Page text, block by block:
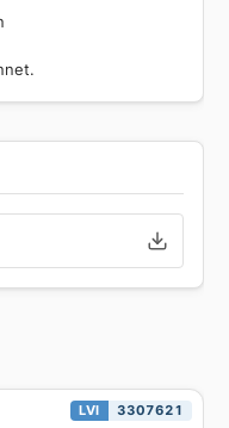
LVI 3307621